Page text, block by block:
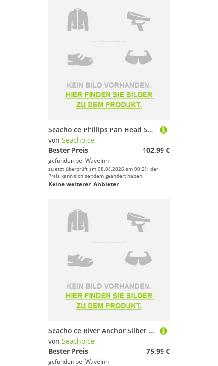
Seachoice Phillips Pan Head Screw 24 Units Silber 1/4-20 x 2 1/4´´
von Seachoice
Bester Preis
102,99 €
gefunden bei WaveInn
zuletzt überprüft am 08.08.2026 um 00:21; der
Preis kann sich seitdem geändert haben.
Keine weiteren Anbieter
Seachoice River Anchor Silber 15 Lbs
von Seachoice
Bester Preis
75,99 €
gefunden bei WaveInn